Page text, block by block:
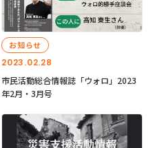
2023.02.28
お知らせ
市民活動総合情報誌「ウォロ」2023
年2月・3月号